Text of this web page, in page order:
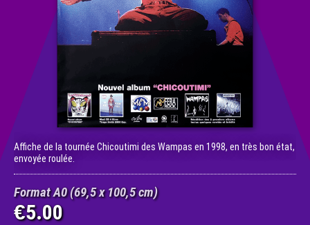
Affiche de la tournée Chicoutimi des Wampas en 1998, en très bon état,
envoyée roulée.
Format A0 (69,5 x 100,5 cm)
€5.00